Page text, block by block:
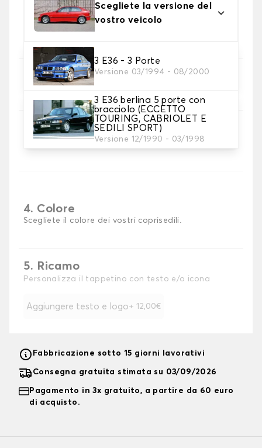
Scegliete la versione del
vostro veicolo
3 E36 - 3 Porte
Versione 03/1994 - 08/2000
3 E36 berlina 5 porte con
bracciolo (ECCETTO
TOURING, CABRIOLET E
SEDILI SPORT)
Versione 12/1990 - 03/1998
2. Set di coperture
3. Materiale
Scegliete il materiale per le vostre coperture.
4. Colore
Scegliete il colore dei vostri coprisedili.
5. Ricamo
Personalizza il tappetino con testo e/o icona
Aggiungere testo e logo + 12,00€
Fabbricazione sotto 15 giorni lavorativi
Consegna gratuita stimata su 03/09/2026
Pagamento in 3x gratuito, a partire da 60 euro
di acquisto.